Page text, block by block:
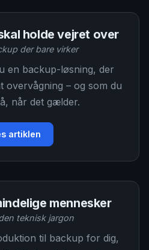
holde vejret over
der bare virker
en backup-løsning, der
– og som du
når det gælder.
artiklen
mennesker
teknisk jargon
til backup for dig,